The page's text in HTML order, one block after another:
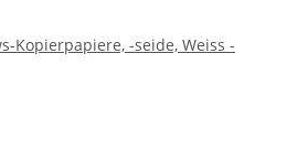
Kopierpapiere, -seide, Weiss -